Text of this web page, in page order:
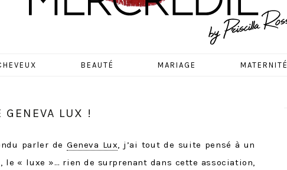
BEAUTÉ MARIAGE MATERNITÉ
LUX !
parler de Geneva Lux, j’ai tout de suite pensé à un
le « luxe »… rien de surprenant dans cette association,